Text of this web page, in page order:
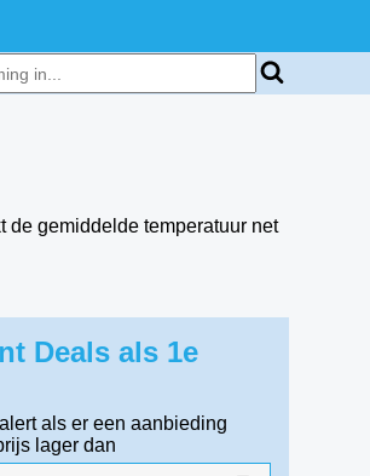
de gemiddelde temperatuur net
Deals als 1e
als er een aanbieding
lager dan